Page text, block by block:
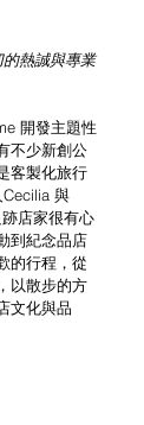
熱誠與專業
開發主題性
不少新創公
客製化旅行
Cecilia 與
店家很有心
到紀念品店
的行程，從
以散步的方
文化與品